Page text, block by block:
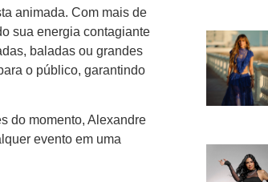
animada. Com mais de
sua energia contagiante
baladas ou grandes
o público, garantindo
do momento, Alexandre
evento em uma